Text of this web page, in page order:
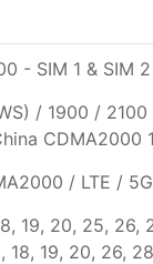
- SIM 1 & SIM
/ 1900 /
CDMA2000
/ LTE / 5G
19, 20, 25,
18, 19, 20, 26,